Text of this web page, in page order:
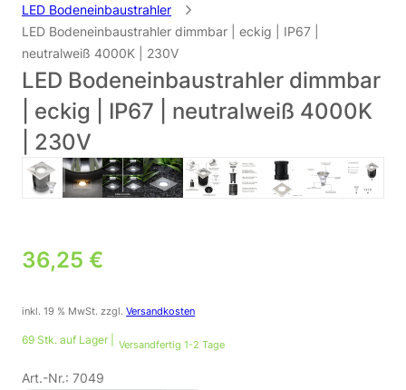
LED Bodeneinbaustrahler
LED Bodeneinbaustrahler dimmbar | eckig | IP67 |
neutralweiß 4000K | 230V
LED Bodeneinbaustrahler dimmbar
| eckig | IP67 | neutralweiß 4000K
| 230V
36,25 €
inkl. 19 % MwSt. zzgl.Versandkosten
69 Stk. auf Lager | Versandfertig 1-2 Tage
Art.-Nr.: 7049